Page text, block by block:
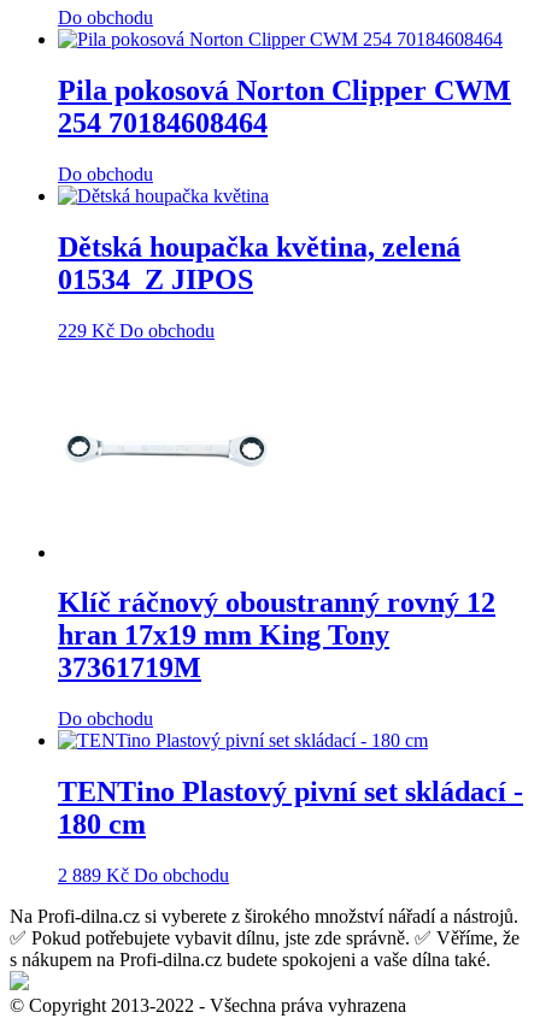
Do obchodu
Pila pokosová Norton Clipper CWM
254 70184608464
Do obchodu
Dětská houpačka květina, zelená
01534_Z JIPOS
229 Kč Do obchodu
Klíč ráčnový oboustranný rovný 12
hran 17x19 mm King Tony
37361719M
Do obchodu
TENTino Plastový pivní set skládací -
180 cm
2 889 Kč Do obchodu
Na Profi-dilna.cz si vyberete z širokého množství nářadí a nástrojů.
✅ Pokud potřebujete vybavit dílnu, jste zde správně. ✅ Věříme, že
s nákupem na Profi-dilna.cz budete spokojeni a vaše dílna také.
© Copyright 2013-2022 - Všechna práva vyhrazena